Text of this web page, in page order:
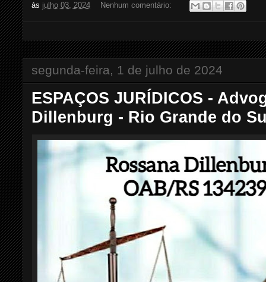
às julho 03, 2024 Nenhum comentário:
segunda-feira, 1 de julho de 2024
ESPAÇOS JURÍDICOS -
Dillenburg - Rio Grande do